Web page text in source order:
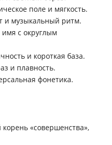
поле и мягкость.
и музыкальный ритм.
с округлым
и короткая база.
и плавность.
фонетика.
«совершенства»,